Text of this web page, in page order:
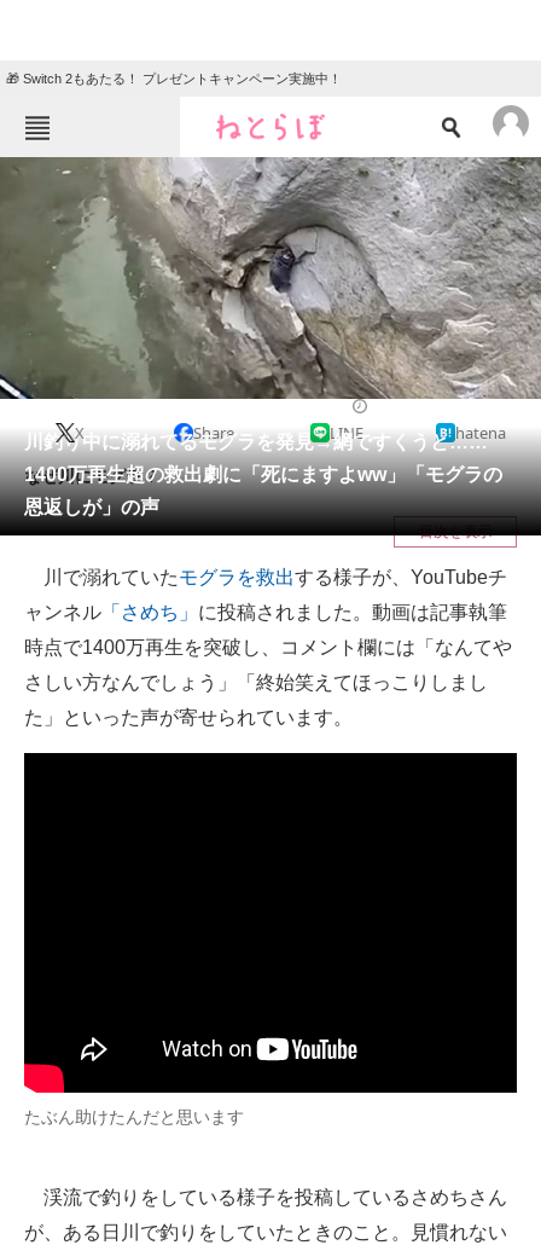
🎁 Switch 2もあたる！ プレゼントキャンペーン実施中！
ねとらぼメニュー
ニュース
クイズ
グルメ 地域
教育・育児
動物 リサーチ
会員記事
メディア
注目記事を集めた総合ページ
スマホと通信の最新トレンド
進化するPCとデバイスの未来
ITエンジニア向け専門サイト
企業向けIT製品の総合サイト
川釣り中に溺れてるモグラを発見→網ですくうと……
1400万再生超の救出劇に「死にますよww」「モグラの
恩返しが」の声
X Share LINE hatena
なぜ川にモグラ？
目次を表示
川で溺れていたモグラを救出する様子が、YouTubeチ
ャンネル 「さめち」 に投稿されました。動画は記事執筆
時点で1400万再生を突破し、コメント欄には「なんてや
さしい方なんでしょう」「終始笑えてほっこりしまし
た」といった声が寄せられています。
たぶん助けたんだと思います
渓流で釣りをしている様子を投稿しているさめちさん
が、ある日川で釣りをしていたときのこと。見慣れない